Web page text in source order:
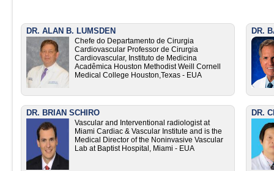
DR. ALAN B. LUMSDEN
Chefe do Departamento de Cirurgia
Cardiovascular Professor de Cirurgia
Cardiovascular, Instituto de Medicina
Acadêmica Houston Methodist Weill Cornell
Medical College Houston,Texas - EUA
DR.
DR. BRIAN SCHIRO
Vascular and Interventional radiologist at
Miami Cardiac & Vascular Institute and is the
Medical Director of the Noninvasive Vascular
Lab at Baptist Hospital, Miami - EUA
DR.